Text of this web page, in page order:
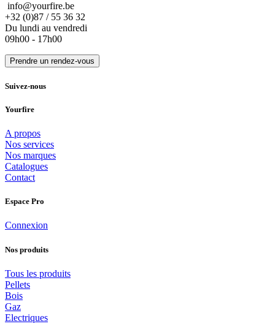
info@yourfire.be
+32 (0)87 / 55 36 32
Du lundi au vendredi
09h00 - 17h00
Prendre un rendez-vous
Suivez-nous
Yourfire
A propos
Nos services
Nos marques
Catalogues
Contact
Espace Pro
Connexion
Nos produits
Tous les produits
Pellets
Bois
Gaz
Electriques